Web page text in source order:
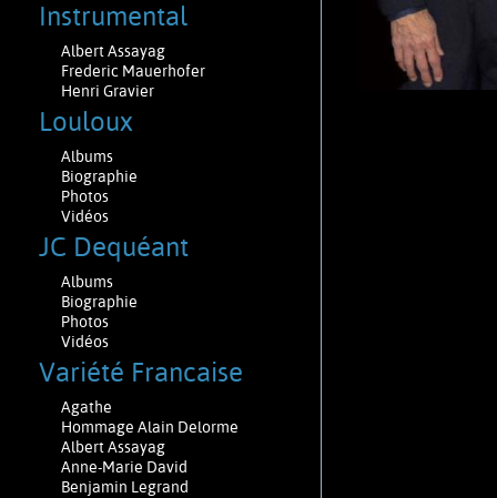
Instrumental
Albert Assayag
Frederic Mauerhofer
Henri Gravier
Louloux
Albums
Biographie
Photos
Vidéos
JC Dequéant
Albums
Biographie
Photos
Vidéos
Variété Francaise
Agathe
Hommage Alain Delorme
Albert Assayag
Anne-Marie David
Benjamin Legrand